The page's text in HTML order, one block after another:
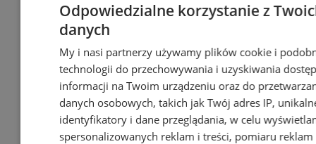
Odpowiedzialne korzystanie z
danych
My i nasi partnerzy używamy plików cookie i
technologii do przechowywania i uzyskiwania
informacji na Twoim urządzeniu oraz do
danych osobowych, takich jak Twój adres IP,
identyfikatory i dane przeglądania, w celu
spersonalizowanych reklam i treści, pomiaru reklam